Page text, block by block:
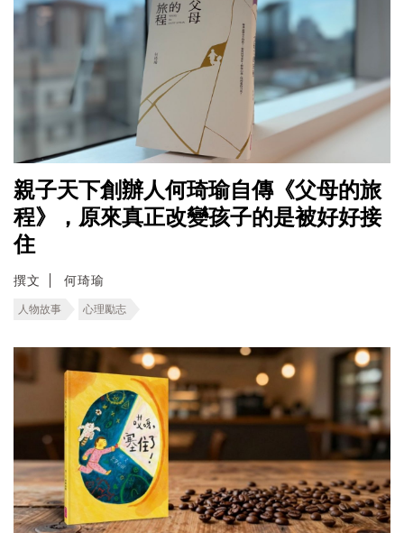
親子天下創辦人何琦瑜自傳《父母的旅
程》，原來真正改變孩子的是被好好接
住
撰文 何琦瑜
人物故事 心理勵志